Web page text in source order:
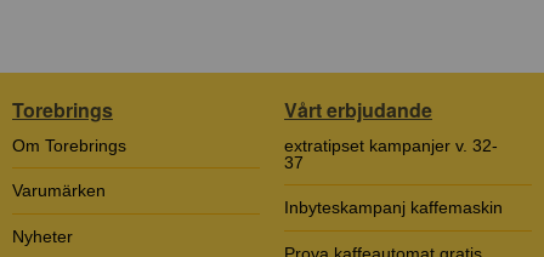
Torebrings
Om Torebrings
Varumärken
Nyheter
Vårt erbjudande
extratipset kampanjer v. 32-
37
Inbyteskampanj kaffemaskin